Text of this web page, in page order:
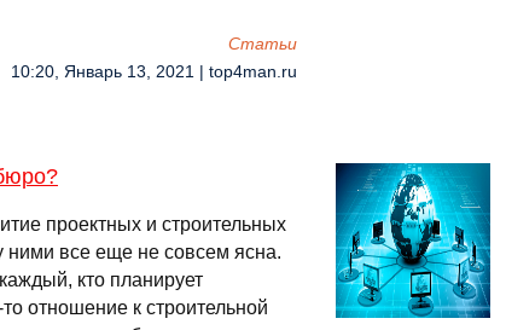
Cтатьи
10:20, Январь 13, 2021 | top4man.ru
проектных и строительных
все еще не совсем ясна.
кто планирует
отношение к строительной